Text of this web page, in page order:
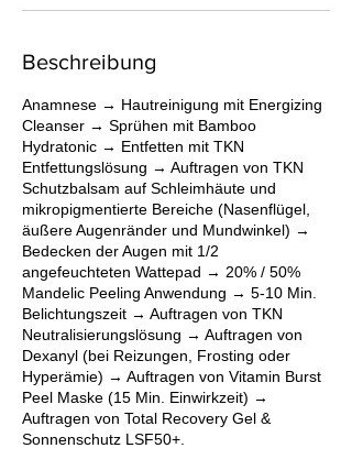
Beschreibung
Anamnese → Hautreinigung mit Energizing
Cleanser → Sprühen mit Bamboo
Hydratonic → Entfetten mit TKN
Entfettungslösung → Auftragen von TKN
Schutzbalsam auf Schleimhäute und
mikropigmentierte Bereiche (Nasenflügel,
äußere Augenränder und Mundwinkel) →
Bedecken der Augen mit 1/2
angefeuchteten Wattepad → 20% / 50%
Mandelic Peeling Anwendung → 5-10 Min.
Belichtungszeit → Auftragen von TKN
Neutralisierungslösung → Auftragen von
Dexanyl (bei Reizungen, Frosting oder
Hyperämie) → Auftragen von Vitamin Burst
Peel Maske (15 Min. Einwirkzeit) →
Auftragen von Total Recovery Gel &
Sonnenschutz LSF50+.